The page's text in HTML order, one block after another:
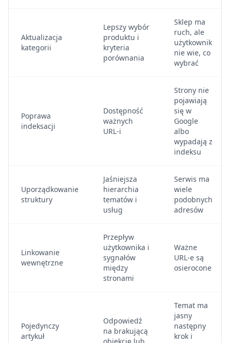
Aktualizacja
kategorii
Lepszy wybór
produktu i
kryteria
porównania
Sklep ma
ruch, ale
użytkownik
nie wie, co
wybrać
Poprawa
indeksacji
Dostępność
ważnych
URL-i
Strony nie
pojawiają
się w
Google
albo
wypadają z
indeksu
Uporządkowanie
struktury
Jaśniejsza
hierarchia
tematów i
usług
Serwis ma
wiele
podobnych
adresów
Linkowanie
wewnętrzne
Przepływ
użytkownika i
sygnałów
między
stronami
Ważne
URL-e są
osierocone
Pojedynczy
artykuł
Odpowiedź
na brakującą
Temat ma
jasny
następny
krok i